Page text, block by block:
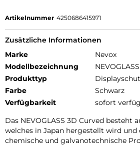
Artikelnummer 4250686415971
Zusätzliche Informationen
Marke
Nevox
Modellbezeichnung
Produkttyp
Farbe
Schwarz
Verfügbarkeit
sofort
Das NEVOGLASS 3D Curved besteht
welches in Japan hergestellt wird und
chemische und galvanotechnische